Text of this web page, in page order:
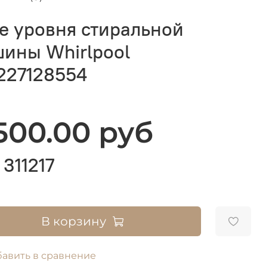
уровня стиральной
Whirlpool
руб
311217
В корзину
в сравнение